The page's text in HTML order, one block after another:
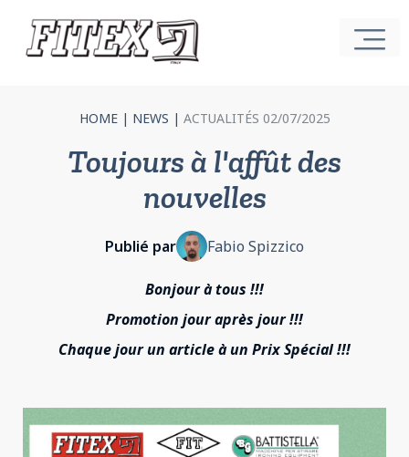
HOME| NEWS | ACTUALITÉS 02/07/2025
Toujours à l'affût des
nouvelles
Publié par Fabio Spizzico
Bonjour à tous !!!
Promotion jour après jour !!!
Chaque jour un article à un Prix Spécial !!!